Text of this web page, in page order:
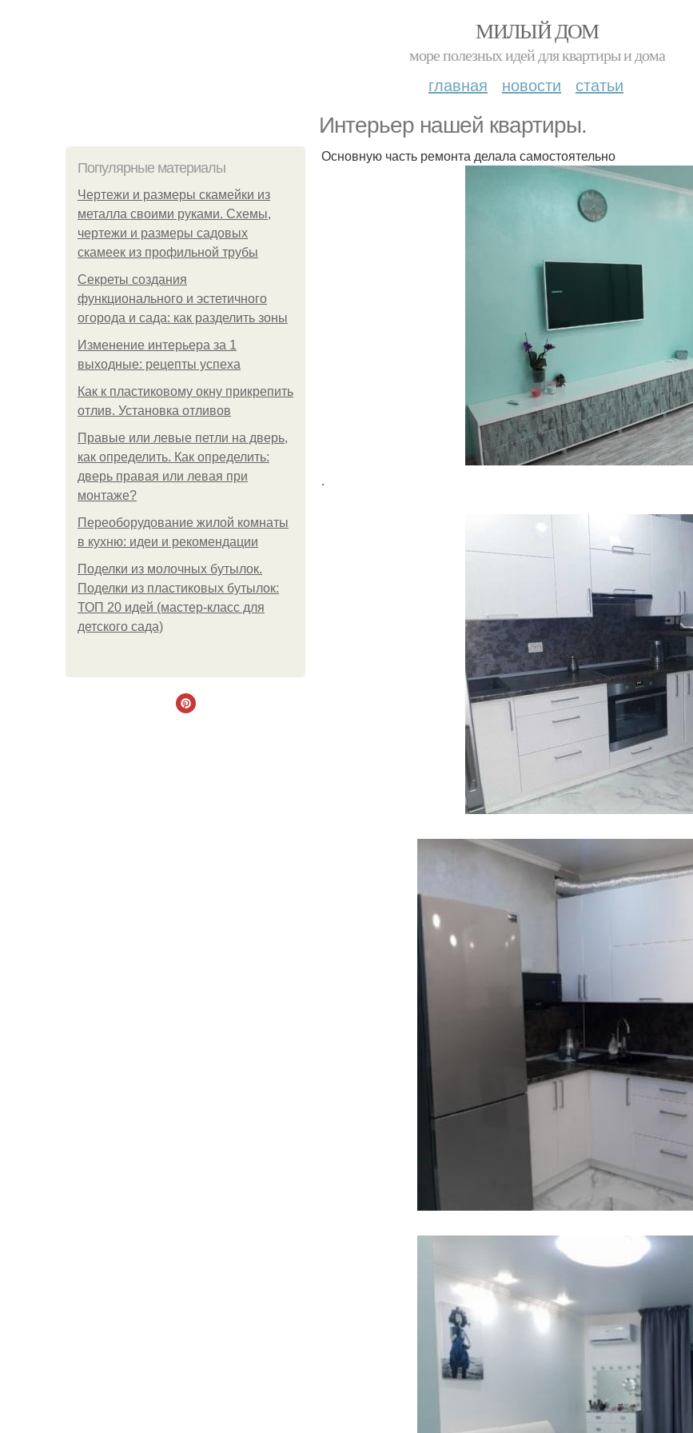
МИЛЫЙ ДОМ
море полезных идей для квартиры и дома
главная новости статьи
Интерьер нашей квартиры.
Популярные материалы
Чертежи и размеры скамейки из
металла своими руками. Схемы,
чертежи и размеры садовых
скамеек из профильной трубы
Секреты создания
функционального и эстетичного
огорода и сада: как разделить зоны
Изменение интерьера за 1
выходные: рецепты успеха
Как к пластиковому окну прикрепить
отлив. Установка отливов
Правые или левые петли на дверь,
как определить. Как определить:
дверь правая или левая при
монтаже?
Переоборудование жилой комнаты
в кухню: идеи и рекомендации
Поделки из молочных бутылок.
Поделки из пластиковых бутылок:
ТОП 20 идей (мастер-класс для
детского сада)
Основную часть ремонта делала самостоятельно
.